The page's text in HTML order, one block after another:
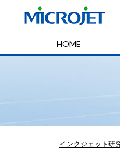
HOME
インクジェット研